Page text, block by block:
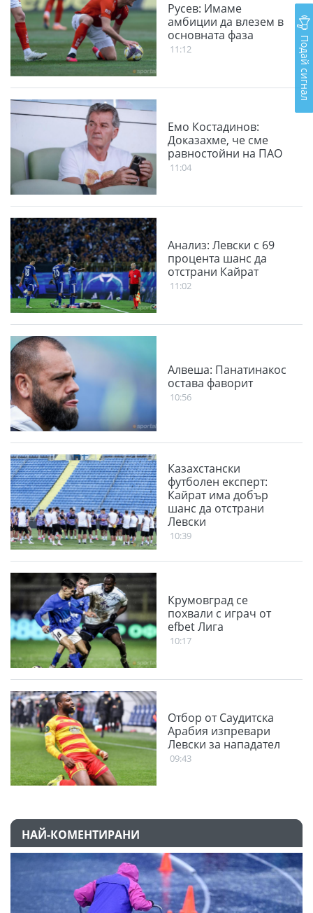
Русев: Имаме
амбиции да влезем в
основната фаза
11:12
Емо Костадинов:
Доказахме, че сме
равностойни на ПАО
11:04
Анализ: Левски с 69
процента шанс да
отстрани Кайрат
11:02
Алвеша: Панатинакос
остава фаворит
10:56
Казахстански
футболен експерт:
Кайрат има добър
шанс да отстрани
Левски
10:39
Крумовград се
похвали с играч от
efbet Лига
10:17
Отбор от Саудитска
Арабия изпревари
Левски за нападател
09:43
НАЙ-КОМЕНТИРАНИ
Подай сигнал